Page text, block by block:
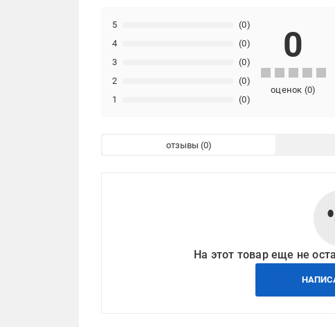
1 (0)
2 (0)
3 (0)
4 (0)
5 (0)
0
оценок (0)
отзывы
На этот товар еще не